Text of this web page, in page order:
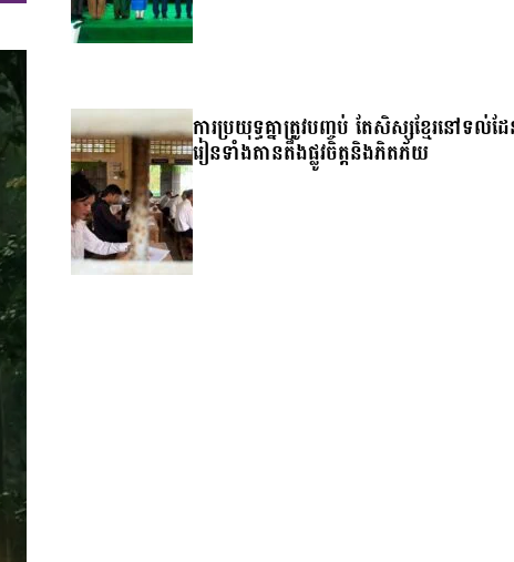
ការប្រយុទ្ធគ្នាត្រូវបញ្ចប់ តែសិស្សខ្មែរនៅទល់ដ
រៀនទាំងតានតឹងផ្លូវចិត្តនិងភិតភ័យ